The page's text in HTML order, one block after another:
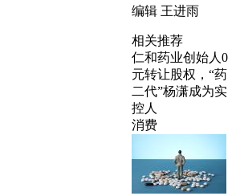
编辑 王进雨
相关推荐
仁和药业创始人0
元转让股权，“药
二代”杨潇成为实
控人
消费